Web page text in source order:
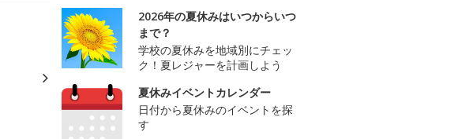
2026年の夏休みはいつからいつ
まで？
学校の夏休みを地域別にチェッ
ク！夏レジャーを計画しよう
夏休みイベントカレンダー
日付から夏休みのイベントを探
す